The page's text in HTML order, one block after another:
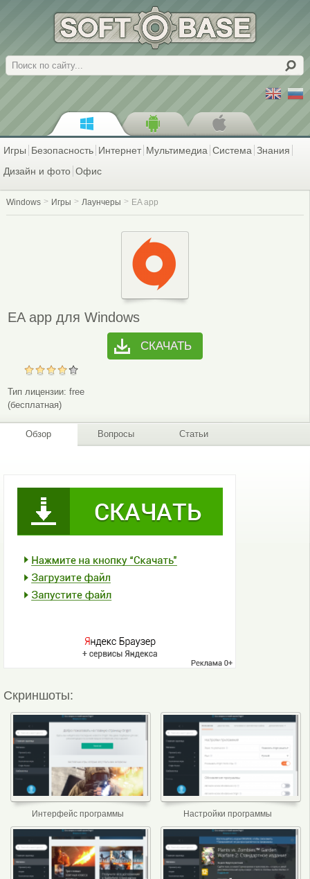
Поиск
Игры Безопасность Интернет Мультимедиа Система Знания
Дизайн и фото Офис
Windows Игры Лаунчеры EA app
EA app для Windows
СКАЧАТЬ
Тип лицензии: free
(бесплатная)
Обзор Вопросы Статьи
Скриншоты:
Интерфейс программы Настройки программы